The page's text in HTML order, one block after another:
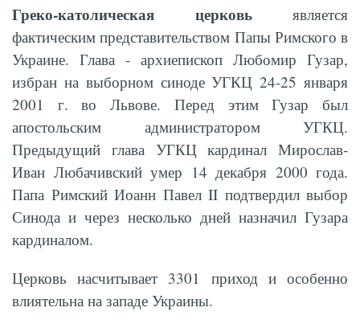
Греко-католическая церковьявляется
фактическим представительством Папы Римского в
Украине. Глава - архиепископ Любомир Гузар,
избран на выборном синоде УГКЦ 24-25 января
2001 г. во Львове. Перед этим Гузар был
апостольским администратором УГКЦ.
Предыдущий глава УГКЦ кардинал Мирослав-
Иван Любачивский умер 14 декабря 2000 года.
Папа Римский Иоанн Павел II подтвердил выбор
Синода и через несколько дней назначил Гузара
кардиналом.
Церковь насчитывает 3301 приход и особенно
влиятельна на западе Украины.